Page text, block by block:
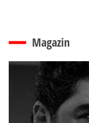
Magazin